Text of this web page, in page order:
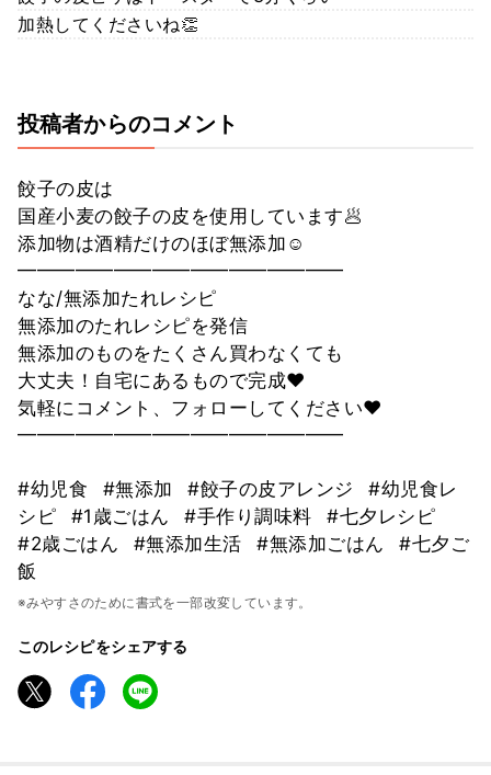
加熱してくださいね👏
投稿者からのコメント
餃子の皮は
国産小麦の餃子の皮を使用しています🥟
添加物は酒精だけのほぼ無添加☺
━━━━━━━━━━━━━━━━━
なな/無添加たれレシピ
無添加のたれレシピを発信
無添加のものをたくさん買わなくても
大丈夫！自宅にあるもので完成♥
気軽にコメント、フォローしてください♥
━━━━━━━━━━━━━━━━━
#幼児食 #無添加 #餃子の皮アレンジ
#幼児食レ
シピ
#1歳ごはん #手作り調味料
#七夕レシピ
#2歳ごはん
#無添加生活 #無添加ごはん
#七夕ご
飯
※みやすさのために書式を一部改変しています。
このレシピをシェアする